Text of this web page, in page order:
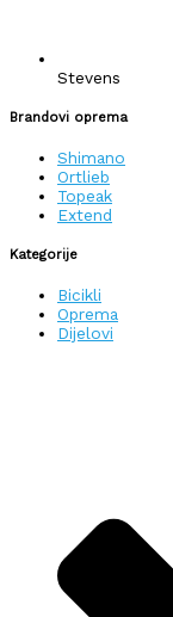
Stevens
Brandovi oprema
Shimano
Ortlieb
Topeak
Extend
Kategorije
Bicikli
Oprema
Dijelovi